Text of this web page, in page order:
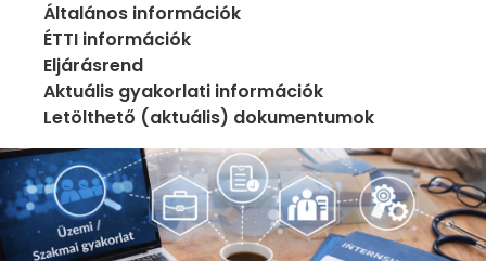
Általános információk
ÉTTI információk
Eljárásrend
Aktuális gyakorlati információk
Letölthető (aktuális) dokumentumok